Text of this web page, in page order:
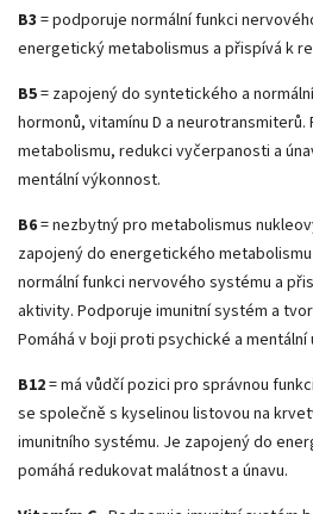
B3 = podporuje normální funkci
energetický metabolismus a přispívá k
B5= zapojený do syntetického a
hormonů, vitamínu D a neurotransmiterů.
metabolismu, redukci vyčerpanosti a
mentální výkonnost.
B6= nezbytný pro metabolismus
zapojený do energetického
normální funkci nervového systému a
aktivity. Podporuje imunitní systém a
Pomáhá v boji proti psychické a mentální
B12= má vůdčí pozici pro správnou
se společně s kyselinou listovou na
imunitního systému. Je zapojený do
pomáhá redukovat malátnost a únavu.